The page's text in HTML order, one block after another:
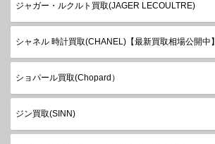
ジャガー・ルクルト買取(JAGER LECOULTRE)
シャネル 時計買取(CHANEL)【最新買取相場公開中】
ショパール買取(Chopard）
ジン買取(SINN)